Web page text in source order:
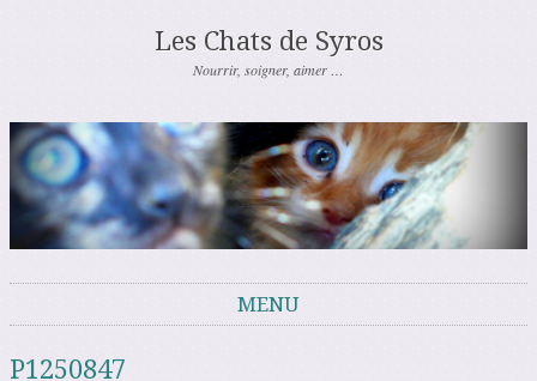
Les Chats de Syros
Nourrir, soigner, aimer …
MENU
P1250847